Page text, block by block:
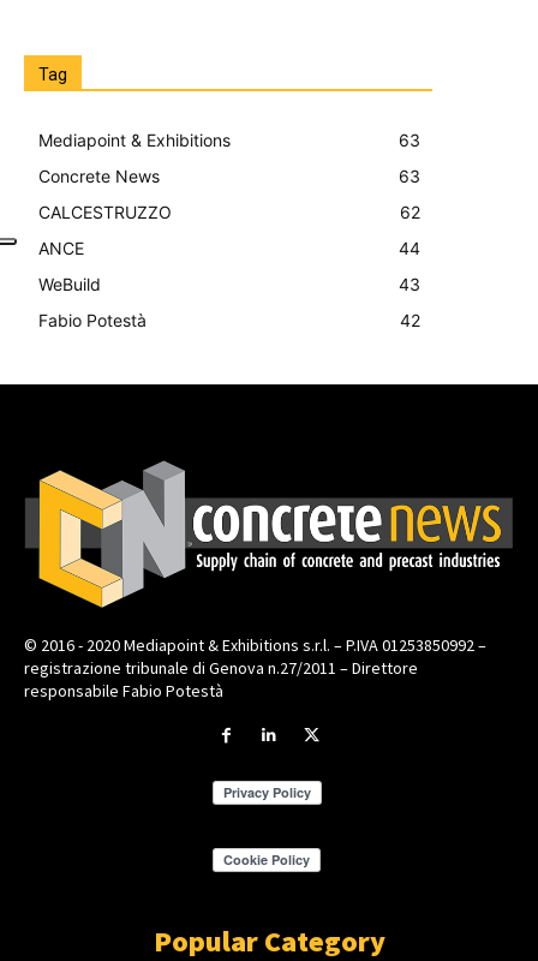
Tag
Mediapoint & Exhibitions
63
Concrete News
63
CALCESTRUZZO
62
ANCE
44
WeBuild
43
Fabio Potestà
42
© 2016 - 2020 Mediapoint & Exhibitions s.r.l. – P.IVA 01253850992 –
registrazione tribunale di Genova n.27/2011 – Direttore
responsabile Fabio Potestà
Popular Category